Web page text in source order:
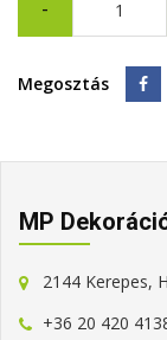
-
Megosztás
MP
2144 Kerepes,
+36 20 420